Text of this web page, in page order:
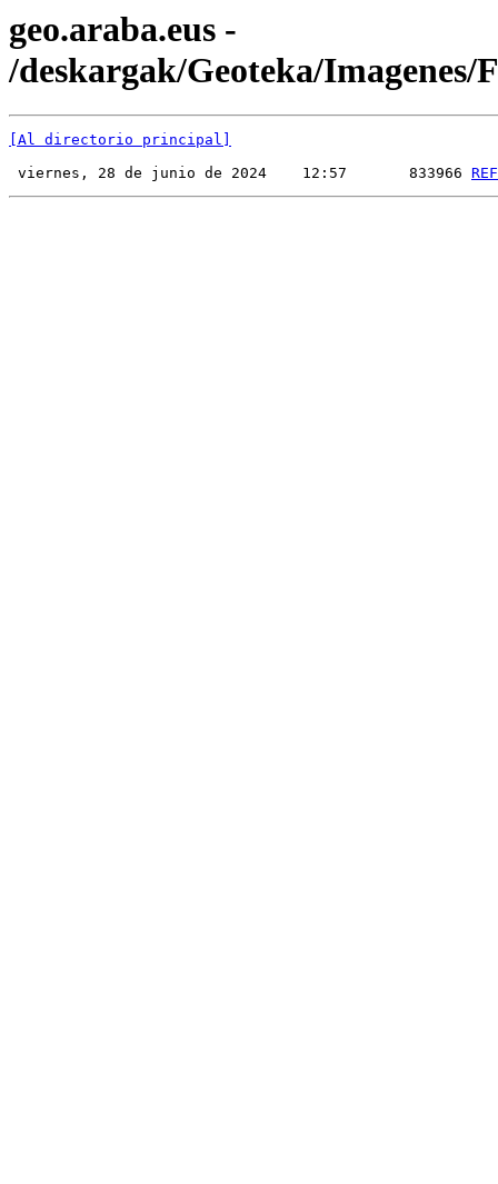
geo.araba.eus -
/deskargak/Geoteka/Imagenes/
[Al directorio principal]
viernes, 28 de junio de 2024    12:57       833966